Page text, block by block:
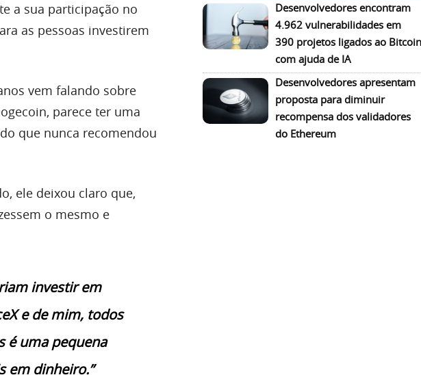
a sua participação no
as pessoas investirem
vem falando sobre
parece ter uma
que nunca recomendou
ele deixou claro que,
o mesmo e
investir em
e de mim, todos
é uma pequena
em dinheiro.”
Desenvolvedores encontram
4.962 vulnerabilidades em
390 projetos ligados ao Bitcoin
com ajuda de IA
Desenvolvedores apresentam
proposta para diminuir
recompensa dos validadores
do Ethereum